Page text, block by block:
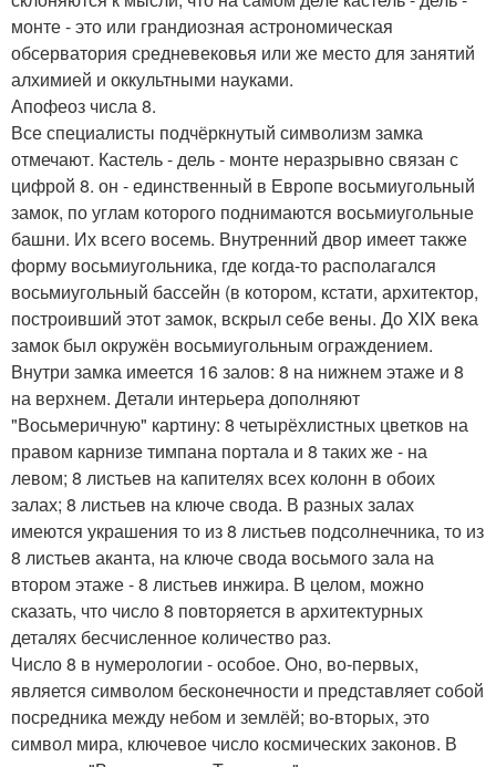
монте - это или грандиозная астрономическая
обсерватория средневековья или же место для занятий
алхимией и оккультными науками.
Апофеоз числа 8.
Все специалисты подчёркнутый символизм замка
отмечают. Кастель - дель - монте неразрывно связан с
цифрой 8. он - единственный в Европе восьмиугольный
замок, по углам которого поднимаются восьмиугольные
башни. Их всего восемь. Внутренний двор имеет также
форму восьмиугольника, где когда-то располагался
восьмиугольный бассейн (в котором, кстати, архитектор,
построивший этот замок, вскрыл себе вены. До XIX века
замок был окружён восьмиугольным ограждением.
Внутри замка имеется 16 залов: 8 на нижнем этаже и 8
на верхнем. Детали интерьера дополняют
"Восьмеричную" картину: 8 четырёхлистных цветков на
правом карнизе тимпана портала и 8 таких же - на
левом; 8 листьев на капителях всех колонн в обоих
залах; 8 листьев на ключе свода. В разных залах
имеются украшения то из 8 листьев подсолнечника, то из
8 листьев аканта, на ключе свода восьмого зала на
втором этаже - 8 листьев инжира. В целом, можно
сказать, что число 8 повторяется в архитектурных
деталях бесчисленное количество раз.
Число 8 в нумерологии - особое. Оно, во-первых,
является символом бесконечности и представляет собой
посредника между небом и землёй; во-вторых, это
символ мира, ключевое число космических законов. В